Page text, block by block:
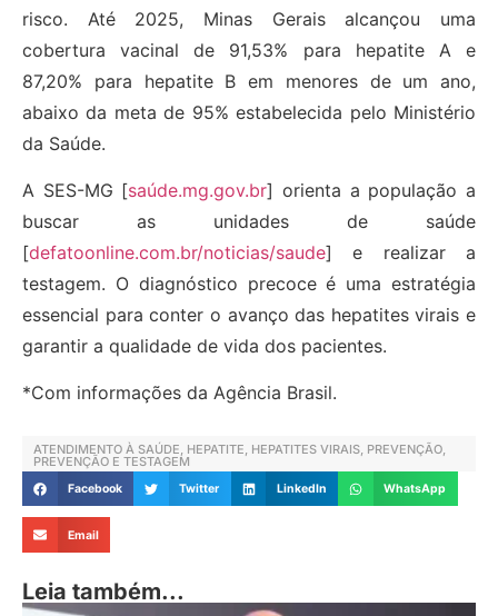
risco. Até 2025, Minas Gerais alcançou uma
cobertura vacinal de 91,53% para hepatite A e
87,20% para hepatite B em menores de um ano,
abaixo da meta de 95% estabelecida pelo Ministério
da Saúde.
A SES-MG [saúde.mg.gov.br] orienta a população a
buscar as unidades de saúde
[defatoonline.com.br/noticias/saude] e realizar a
testagem. O diagnóstico precoce é uma estratégia
essencial para conter o avanço das hepatites virais e
garantir a qualidade de vida dos pacientes.
*Com informações da Agência Brasil.
ATENDIMENTO À SAÚDE, HEPATITE, HEPATITES VIRAIS, PREVENÇÃO,
PREVENÇÃO E TESTAGEM
Facebook Twitter LinkedIn WhatsApp
Email
Leia também...